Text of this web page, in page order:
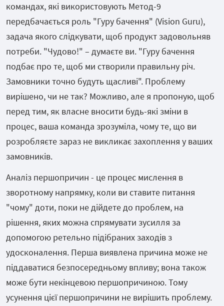
командах, які використовують Метод-9
передбачається роль "Гуру бачення" (Vision Guru),
задача якого слідкувати, щоб продукт задовольняв
потреби. "Чудово!" – думаєте ви. "Гуру бачення
подбає про те, щоб ми створили правильну річ.
Замовники точно будуть щасливі". Проблему
вирішено, чи не так? Можливо, але я пропоную, щоб
перед тим, як власне вносити будь-які зміни в
процес, ваша команда зрозуміла, чому те, що ви
розробляєте зараз не викликає захоплення у ваших
замовників.
Аналіз першопричин - це процес мислення в
зворотному напрямку, коли ви ставите питання
"чому" доти, поки не дійдете до проблем, на
рішення, яких можна спрямувати зусилля за
допомогою ретельно підібраних заходів з
удосконалення. Перша виявлена причина може не
піддаватися безпосередньому впливу; вона також
може бути некінцевою першопричиною. Тому
усунення цієї першопричини не вирішить проблему.